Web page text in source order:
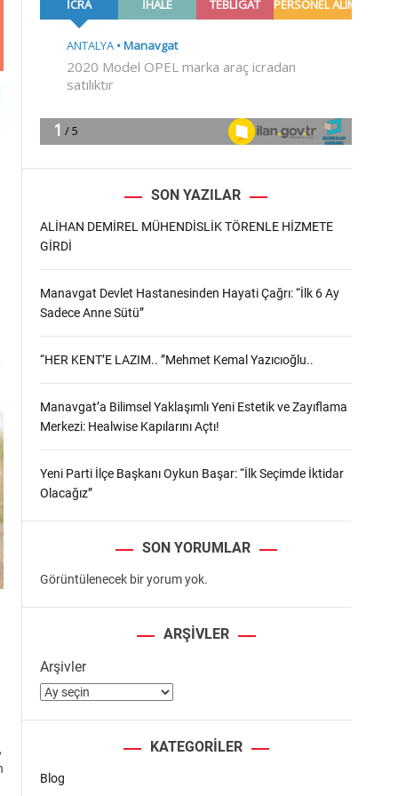
m
SON YAZILAR
ALİHAN DEMİREL MÜHENDİSLİK TÖRENLE HİZMETE
GİRDİ
Manavgat Devlet Hastanesinden Hayati Çağrı: “İlk 6 Ay
Sadece Anne Sütü”
“HER KENT’E LAZIM.. ”Mehmet Kemal Yazıcıoğlu..
Manavgat’a Bilimsel Yaklaşımlı Yeni Estetik ve Zayıflama
Merkezi: Healwise Kapılarını Açtı!
Yeni Parti İlçe Başkanı Oykun Başar: “İlk Seçimde İktidar
Olacağız”
SON YORUMLAR
Görüntülenecek bir yorum yok.
ARŞIVLER
Arşivler
KATEGORILER
Blog